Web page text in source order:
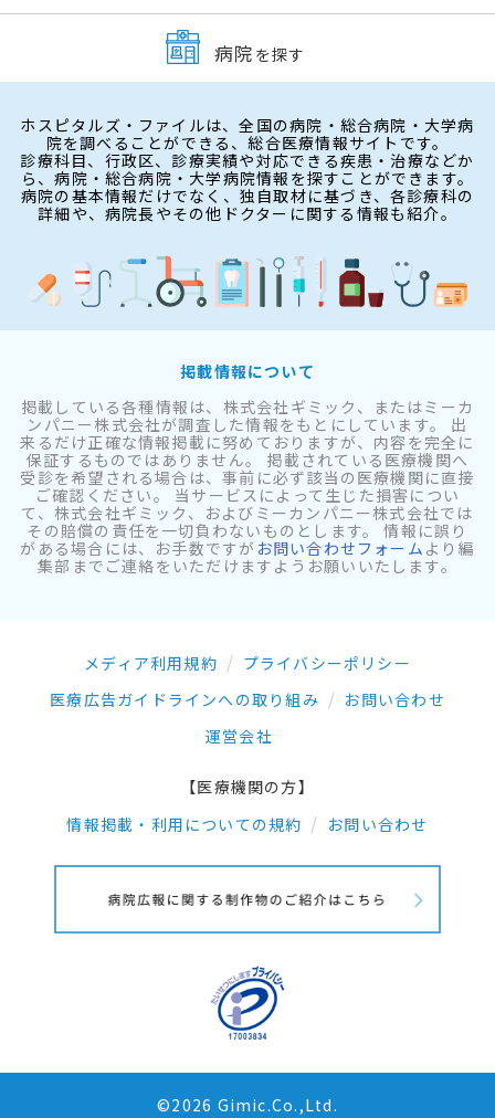
病院 を探す
ホスピタルズ・ファイルは、全国の病院・総合病院・大学病
院を調べることができる、総合医療情報サイトです。
診療科目、行政区、診療実績や対応できる疾患・治療などか
ら、病院・総合病院・大学病院情報を探すことができます。
病院の基本情報だけでなく、独自取材に基づき、各診療科の
詳細や、病院長やその他ドクターに関する情報も紹介。
掲載情報について
掲載している各種情報は、株式会社ギミック、またはミーカ
ンパニー株式会社が調査した情報をもとにしています。 出
来るだけ正確な情報掲載に努めておりますが、内容を完全に
保証するものではありません。 掲載されている医療機関へ
受診を希望される場合は、事前に必ず該当の医療機関に直接
ご確認ください。 当サービスによって生じた損害につい
て、株式会社ギミック、およびミーカンパニー株式会社では
その賠償の責任を一切負わないものとします。 情報に誤り
がある場合には、お手数ですが お問い合わせフォーム より編
集部までご連絡をいただけますようお願いいたします。
メディア利用規約
プライバシーポリシー
医療広告ガイドラインへの取り組み
お問い合わせ
運営会社
【医療機関の方】
情報掲載・利用についての規約
お問い合わせ
©2026 Gimic.Co.,Ltd.